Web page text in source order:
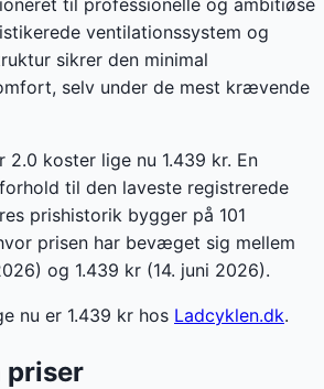
ventilationssystem og
sikrer den minimal
selv under de mest krævende
2.0 koster lige nu 1.439 kr. En
til den laveste registrerede
prishistorik bygger på 101
prisen har bevæget sig mellem
og 1.439 kr (14. juni 2026).
nu er 1.439 kr hos Ladcyklen.dk.
priser